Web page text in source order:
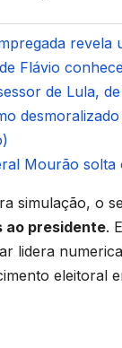
revela
Flávio
de Lula,
Mourão solta
simulação, o
ao presidente.
lidera
eleitoral